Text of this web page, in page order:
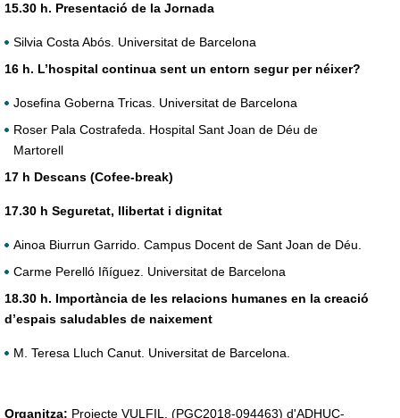
15.30 h. Presentació de la Jornada
Silvia Costa Abós. Universitat de Barcelona
16 h. L’hospital continua sent un entorn segur per néixer?
Josefina Goberna Tricas. Universitat de Barcelona
Roser Pala Costrafeda. Hospital Sant Joan de Déu de
Martorell
17 h Descans (Cofee-break)
17.30 h Seguretat, llibertat i dignitat
Ainoa Biurrun Garrido. Campus Docent de Sant Joan de Déu.
Carme Perelló Iñíguez. Universitat de Barcelona
18.30 h. Importància de les relacions humanes en la creació
d’espais saludables de naixement
M. Teresa Lluch Canut. Universitat de Barcelona.
Organitza: Projecte VULFIL. (PGC2018-094463) d'ADHUC-